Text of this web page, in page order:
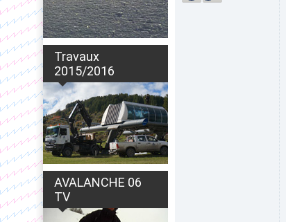
Travaux
2015/2016
AVALANCHE 06
TV